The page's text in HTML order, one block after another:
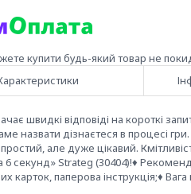
купити будь-який товар не
швидкі відповіді на короткі
назвати дізнаєтеся в процесі
але дуже цікавий.
секунд» Strateg (30404)!♦
паперова інструкція;♦ Вага